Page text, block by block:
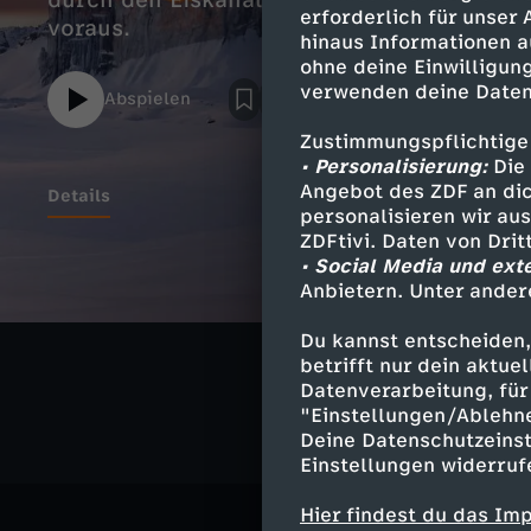
erforderlich für unser
hinaus Informationen
ohne deine
verwenden deine
• Personalisierung:Die
Angebot des ZDF an
personalisieren wir
ZDFtivi. Daten von
• Social Media und
Anbietern. Unter
Du kannst
betrifft nur dein
Datenverarbeitung,
"Einstellungen/
Deine
Einstellungen
Hier findest du das
voraus.
Abspielen
Details
Sport